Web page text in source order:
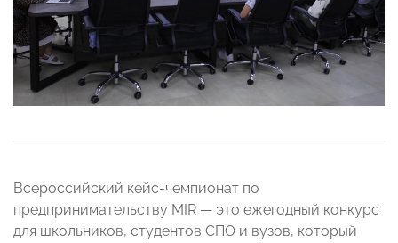
Всероссийский кейс-чемпионат по
предпринимательству MIR — это ежегодный конкурс
для школьников, студентов СПО и вузов, который